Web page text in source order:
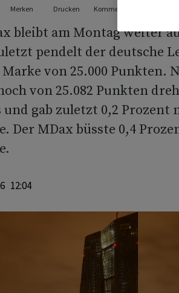
Merken Drucken Kommentare
bleibt am Montag weiter
pendelt der deutsche
von 25.000 Punkten.
von 25.082 Punkten
gab zuletzt 0,2 Prozent
Der MDax büsste 0,4
12:04